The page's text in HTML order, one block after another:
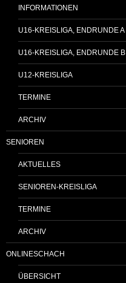
INFORMATIONEN
U16-KREISLIGA, ENDRUNDE A
U16-KREISLIGA, ENDRUNDE B
U12-KREISLIGA
TERMINE
ARCHIV
SENIOREN
AKTUELLES
SENIOREN-KREISLIGA
TERMINE
ARCHIV
ONLINESCHACH
ÜBERSICHT